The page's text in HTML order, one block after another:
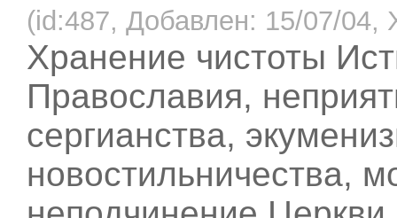
(id:487, Добавлен: 15/07/04,
Хранение чистоты
Православия,
сергианства,
новостильничества,